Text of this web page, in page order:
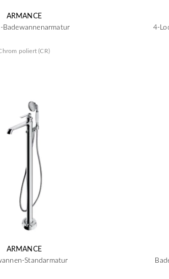
ARMANCE
Badewannenarmatur
poliert (CR)
4-
ARMANCE
Standarmatur